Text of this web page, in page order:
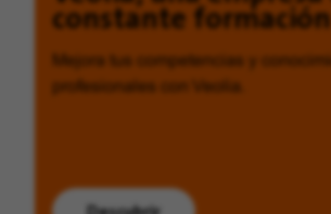
constante formación
Mejora tus competencias y
profesionales con Veolia.